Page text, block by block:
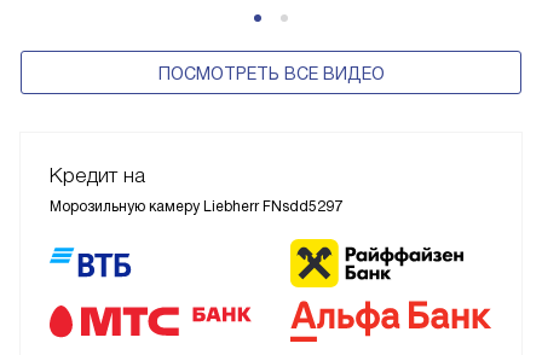
ПОСМОТРЕТЬ ВСЕ ВИДЕО
Кредит на
Морозильную камеру Liebherr FNsdd5297